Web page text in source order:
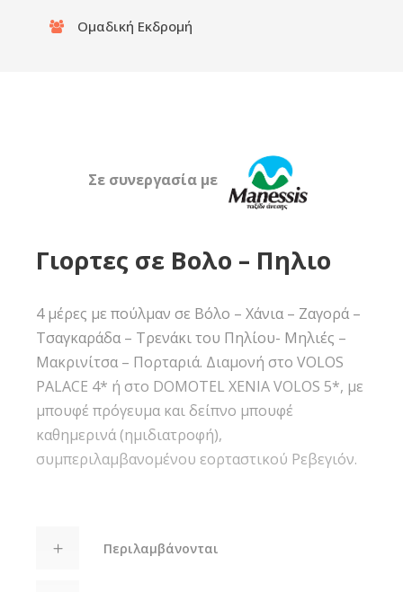
Ομαδική Εκδρομή
Σε συνεργασία με
Γιορτες σε Βολο – Πηλιο
4 μέρες με πούλμαν σε Βόλο – Χάνια – Ζαγορά –
Τσαγκαράδα – Τρενάκι του Πηλίου- Μηλιές –
Μακρινίτσα – Πορταριά. Διαμονή στο VOLOS
PALACE 4* ή στο DOMOTEL XENIA VOLOS 5*, με
μπουφέ πρόγευμα και δείπνο μπουφέ
καθημερινά (ημιδιατροφή),
συμπεριλαμβανομένου εορταστικού Ρεβεγιόν.
Περιλαμβάνονται